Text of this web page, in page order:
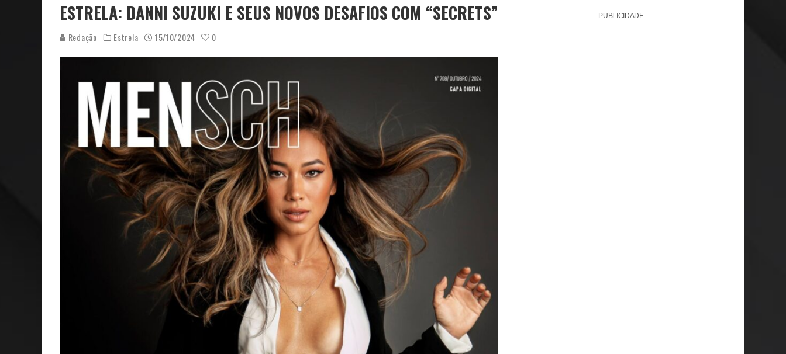
ESTRELA: DANNI SUZUKI E SEUS NOVOS DESAFIOS COM “SECRETS”
Redação Estrela 15/10/2024 0
PUBLICIDADE